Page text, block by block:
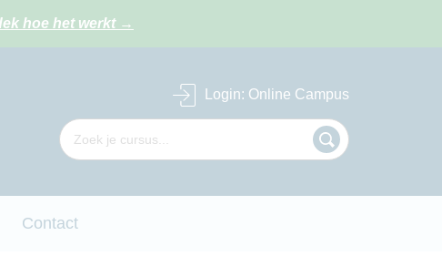
hoe het werkt →
Login: Online Campus
Contact